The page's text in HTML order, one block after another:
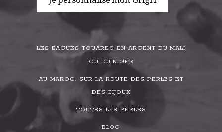
LES BAGUES TOUAREG EN ARGENT DU MALI
OU DU NIGER
AU MAROC, SUR LA ROUTE DES PERLES ET
DES BIJOUX
TOUTES LES PERLES
BLOG